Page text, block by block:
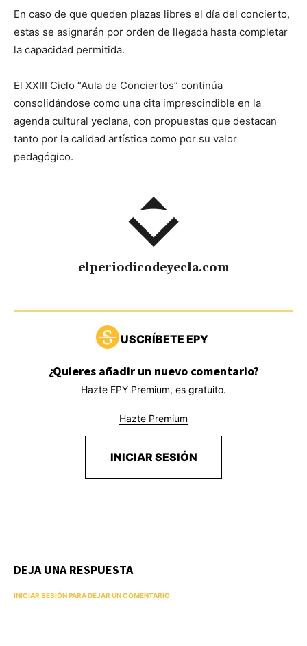
En caso de que queden plazas libres el día del concierto,
estas se asignarán por orden de llegada hasta completar
la capacidad permitida.
El XXIII Ciclo “Aula de Conciertos” continúa
consolidándose como una cita imprescindible en la
agenda cultural yeclana, con propuestas que destacan
tanto por la calidad artística como por su valor
pedagógico.
elperiodicodeyecla.com
USCRÍBETE EPY
¿Quieres añadir un nuevo comentario?
Hazte EPY Premium, es gratuito.
Hazte Premium
INICIAR SESIÓN
DEJA UNA RESPUESTA
INICIAR SESIÓN PARA DEJAR UN COMENTARIO